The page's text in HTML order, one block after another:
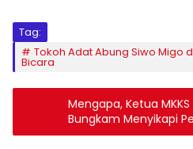
Tag:
Tokoh Adat Abung Siwo Migo
Bicara
Mengapa, Ketua
Bungkam Menyikapi
Labuhan Ratu ?